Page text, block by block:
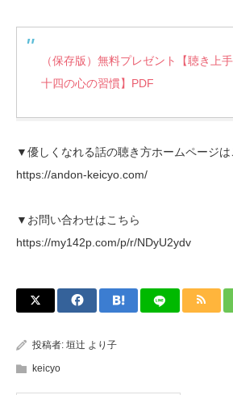
（保存版）無料プレゼント【聴き上
十四の心の習慣】PDF
▼優しくなれる話の聴き方ホームページは
https://andon-keicyo.com/
▼お問い合わせはこちら
https://my142p.com/p/r/NDyU2ydv
投稿者: 垣辻 より子
keicyo